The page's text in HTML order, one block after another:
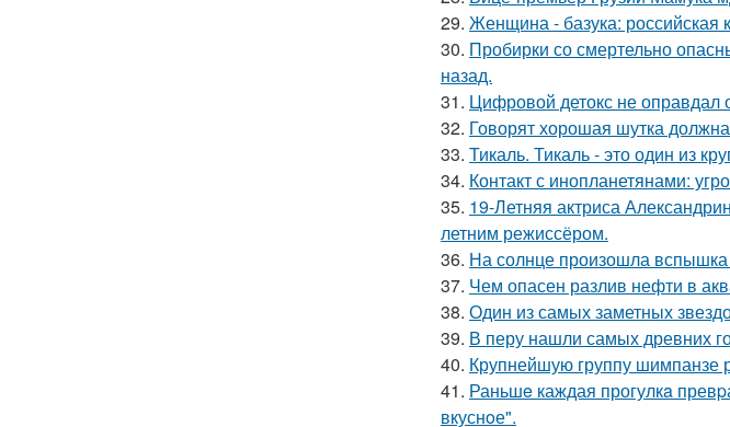
29. Женщина - базука: российская
30. Пробирки со смертельно
назад.
31. Цифровой детокс не оправдал
32. Говорят хорошая шутка
33. Тикаль. Тикаль - это один из
34. Контакт с инопланетянами:
35. 19-Летняя актриса
летним режиссёром.
36. На солнце произошла вспышка
37. Чем опасен разлив нефти в
38. Один из самых заметных
39. В перу нашли самых древних
40. Крупнейшую группу шимпанзе
41. Раньшe каждая прогулкa
вкуснoе".